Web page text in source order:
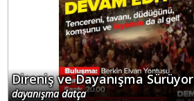
Direniş ve Dayanışma Sürüyor
dayanışma datça